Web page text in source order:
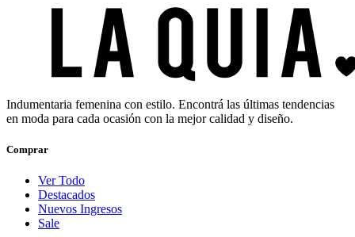
Indumentaria femenina con estilo. Encontrá las últimas tendencias
en moda para cada ocasión con la mejor calidad y diseño.
Comprar
Ver Todo
Destacados
Nuevos Ingresos
Sale